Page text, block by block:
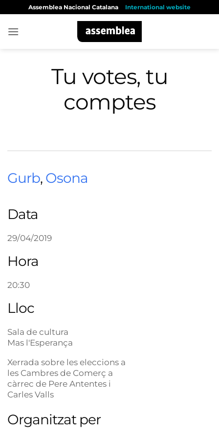
content
Assemblea Nacional Catalana International website
Tu votes, tu
comptes
Gurb, Osona
Data
29/04/2019
Hora
20:30
Lloc
Sala de cultura
Mas l'Esperança
Xerrada sobre les eleccions a
les Cambres de Comerç a
càrrec de Pere Antentes i
Carles Valls
Organitzat per